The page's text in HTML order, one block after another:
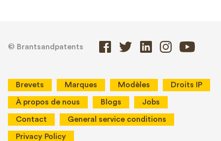
© Brantsandpatents
Brevets Marques Modèles Droits IP
À propos de nous Blogs Jobs
Contact General service conditions
Privacy Policy